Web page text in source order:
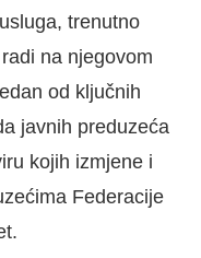
trenutno
na njegovom
od ključnih
javnih preduzeća
kojih izmjene i
Federacije